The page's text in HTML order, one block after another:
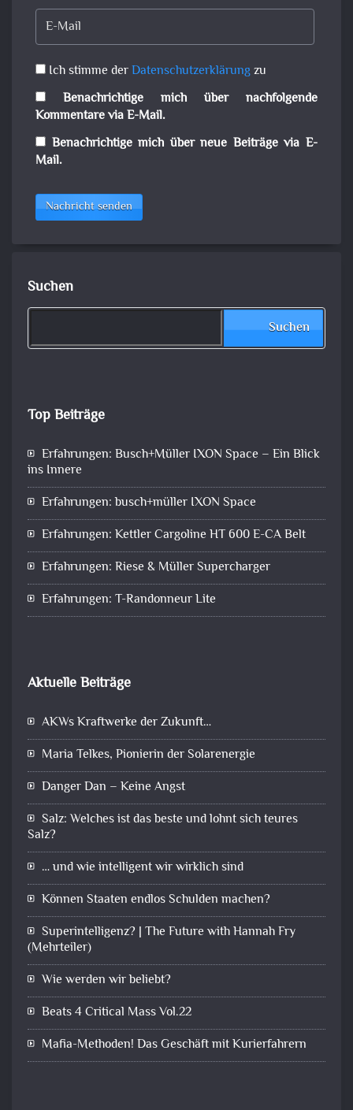
Ich stimme derDatenschutzerklärungzu
Benachrichtige mich über nachfolgende
Kommentare via E-Mail.
Benachrichtige mich über neue Beiträge via E-
Mail.
Nachricht senden
Suchen
Suchen
Top Beiträge
Erfahrungen: Busch+Müller IXON Space – Ein Blick
ins Innere
Erfahrungen: busch+müller IXON Space
Erfahrungen: Kettler Cargoline HT 600 E-CA Belt
Erfahrungen: Riese & Müller Supercharger
Erfahrungen: T-Randonneur Lite
Aktuelle Beiträge
AKWs Kraftwerke der Zukunft…
Maria Telkes, Pionierin der Solarenergie
Danger Dan – Keine Angst
Salz: Welches ist das beste und lohnt sich teures
Salz?
… und wie intelligent wir wirklich sind
Können Staaten endlos Schulden machen?
Superintelligenz? | The Future with Hannah Fry
(Mehrteiler)
Wie werden wir beliebt?
Beats 4 Critical Mass Vol.22
Mafia-Methoden! Das Geschäft mit Kurierfahrern